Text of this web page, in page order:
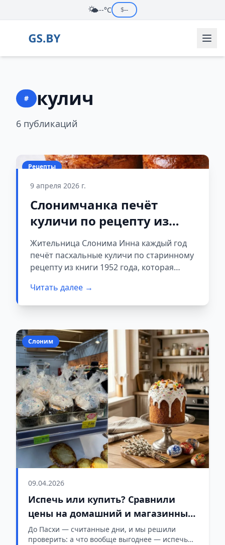
🌤️--°C $--
# кулич
6 публикаций
Рецепты
9 апреля 2026 г.
Слонимчанка печёт
куличи по рецепту из
советской книги 1952
года
Жительница Слонима Инна каждый год
печёт пасхальные куличи по старинному
рецепту из книги 1952 года, которая
поделилась секретами традиционной
выпечки с читателями портала gs.by.
Читать далее →
Слоним
09.04.2026
Испечь или купить? Сравнили
цены на домашний и магазинный
кулич в Слониме
До Пасхи — считанные дни, и мы решили
проверить: а что вообще выгоднее — испечь